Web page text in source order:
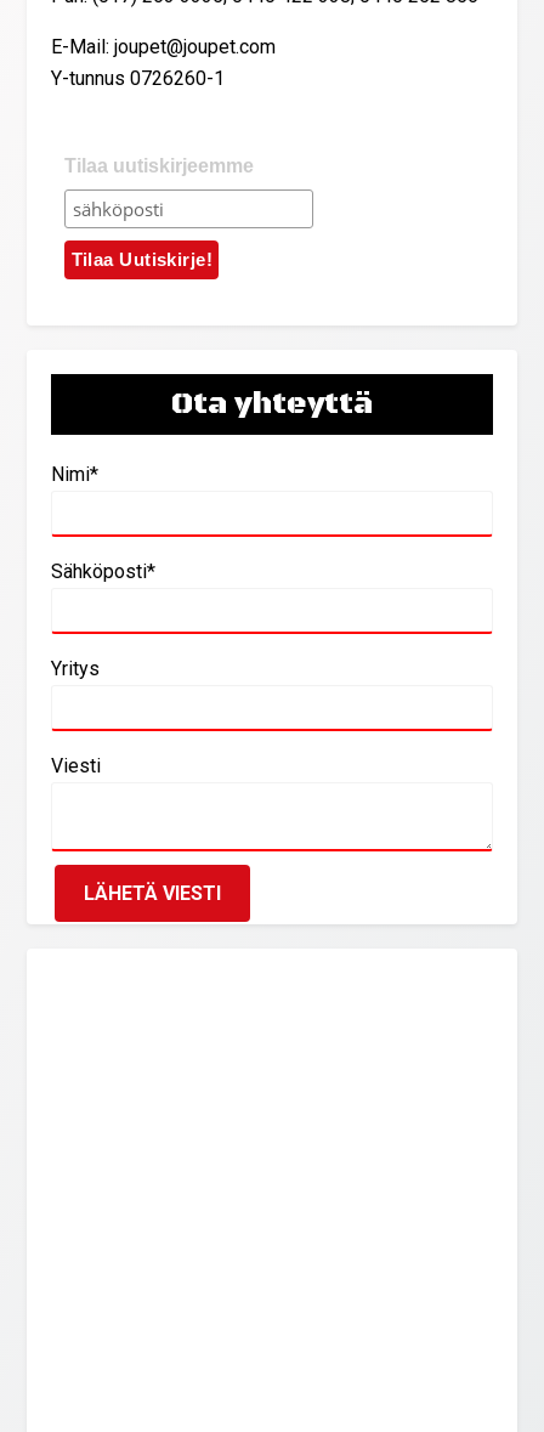
E-Mail: joupet@joupet.com
Y-tunnus 0726260-1
Tilaa uutiskirjeemme
Ota yhteyttä
Nimi*
Sähköposti*
Yritys
Viesti